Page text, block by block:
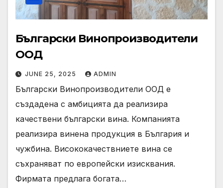
Български Винопроизводители
ООД
JUNE 25, 2025 ADMIN
Български Винопроизводители ООД е
създадена с амбицията да реализира
качествени български вина. Компанията
реализира винена продукция в България и
чужбина. Висококачествниете вина се
съхраняват по европейски изисквания.
Фирмата предлага богата…